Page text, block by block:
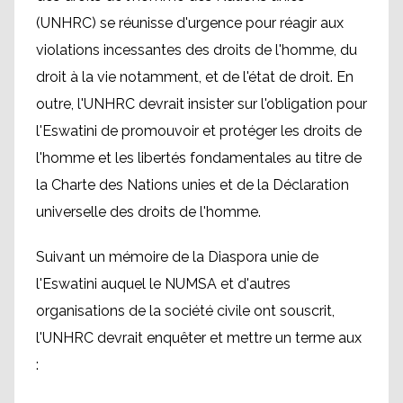
(UNHRC) se réunisse d'urgence pour réagir aux
violations incessantes des droits de l'homme, du
droit à la vie notamment, et de l'état de droit. En
outre, l'UNHRC devrait insister sur l'obligation pour
l'Eswatini de promouvoir et protéger les droits de
l'homme et les libertés fondamentales au titre de
la Charte des Nations unies et de la Déclaration
universelle des droits de l'homme.
Suivant un mémoire de la Diaspora unie de
l'Eswatini auquel le NUMSA et d'autres
organisations de la société civile ont souscrit,
l'UNHRC devrait enquêter et mettre un terme aux
: